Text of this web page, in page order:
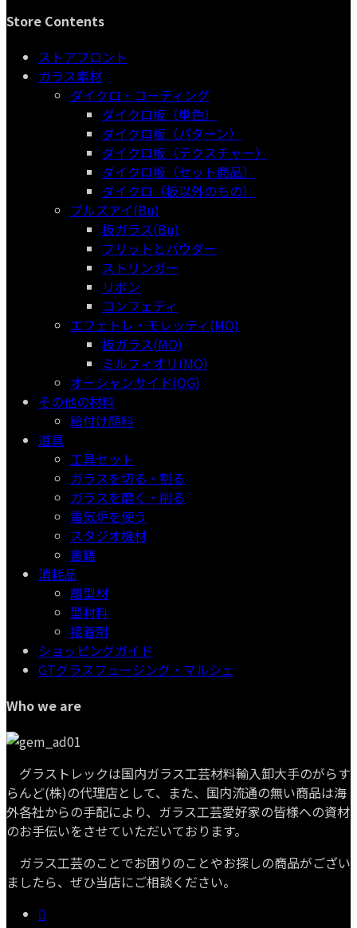
Store Contents
ストアフロント
ガラス素材
ダイクロ・コーティング
ダイクロ板（単色）
ダイクロ板（パターン）
ダイクロ板（テクスチャー）
ダイクロ板（セット商品）
ダイクロ（板以外のもの）
ブルズアイ(Bu)
板ガラス(Bu)
フリットとパウダー
ストリンガー
リボン
コンフェティ
エフェトレ・モレッティ(MO)
板ガラス(MO)
ミルフィオリ(MO)
オーシャンサイド(OG)
その他の材料
絵付け顔料
道具
工具セット
ガラスを切る・割る
ガラスを磨く・削る
電気炉を使う
スタジオ機材
書籍
消耗品
離型材
型材料
接着剤
ショッピングガイド
GTグラスフュージング・マルシェ
Who we are
グラストレックは国内ガラス工芸材料輸入卸大手のがらす
らんど(株)の代理店として、また、国内流通の無い商品は海
外各社からの手配により、ガラス工芸愛好家の皆様への資材
のお手伝いをさせていただいております。
ガラス工芸のことでお困りのことやお探しの商品がござい
ましたら、ぜひ当店にご相談ください。